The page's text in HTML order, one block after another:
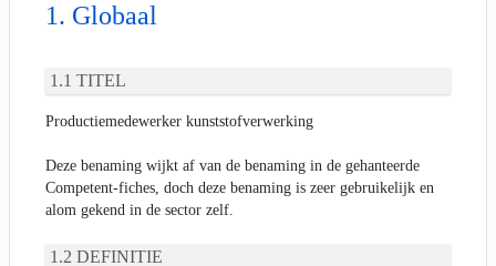
Globaal
TITEL
Productiemedewerker kunststofverwerking
Deze benaming wijkt af van de benaming in de gehanteerde
Competent-fiches, doch deze benaming is zeer gebruikelijk en
alom gekend in de sector zelf.
DEFINITIE